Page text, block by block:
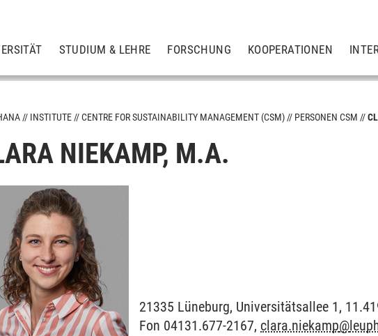
STUDIUM & LEHRE FORSCHUNG KOOPERATIONEN
und -management
CSM
INSTITUTE CENTRE FOR SUSTAINABILITY MANAGEMENT (CSM) PERSONEN CSM
NIEKAMP, M.A.
21335 Lüneburg, Universitätsallee 1,
Fon 04131.677-2167, clara.niekamp@